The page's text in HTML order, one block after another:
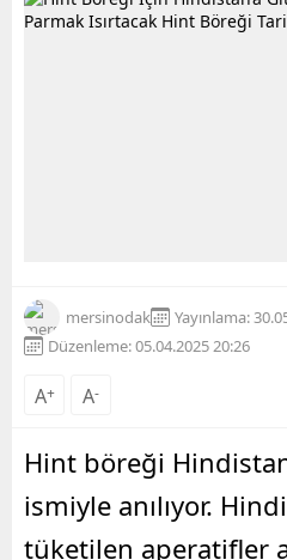
mersinodak
Yayınlama:
Düzenleme: 05.04.2025 20:26
A+ A-
Hint böreği
ismiyle anılıyor.
tüketilen aperatifler